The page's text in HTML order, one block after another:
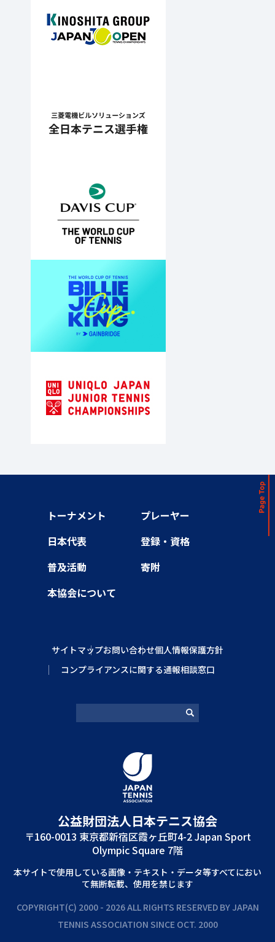
トーナメント
プレーヤー
日本代表
登録・資格
普及活動
寄附
本協会について
サイトマップお問い合わせ個人情報保護方針
コンプライアンスに関する通報相談窓口
公益財団法⼈⽇本テニス協会
〒160-0013 東京都新宿区霞ヶ丘町4-2 Japan Sport
Olympic Square 7階
本サイトで使⽤している画像‧テキスト‧データ等すべてにおい
て無断転載、使⽤を禁じます
COPYRIGHT(C) 2000 - 2026 ALL RIGHTS RESERVED BY JAPAN
TENNIS ASSOCIATION SINCE OCT. 2000